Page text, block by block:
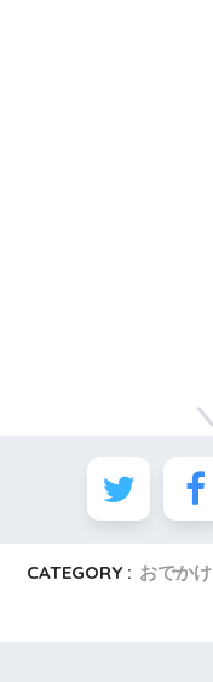
CATEGORY : おでかけ